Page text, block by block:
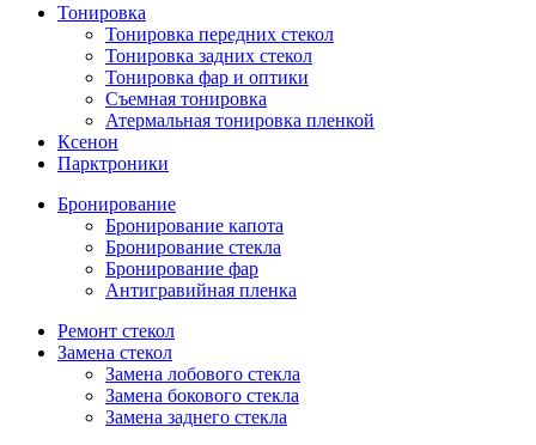
Тонировка
Тонировка передних стекол
Тонировка задних стекол
Тонировка фар и оптики
Съемная тонировка
Атермальная тонировка пленкой
Ксенон
Парктроники
Бронирование
Бронирование капота
Бронирование стекла
Бронирование фар
Антигравийная пленка
Ремонт стекол
Замена стекол
Замена лобового стекла
Замена бокового стекла
Замена заднего стекла